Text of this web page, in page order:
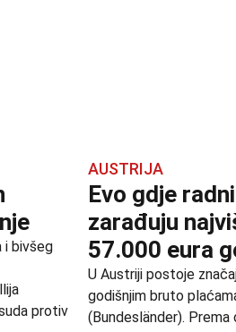
i bivšeg
protiv
AUSTRIJA
Evo gdje
zarađuju
57.000 eura
U Austriji postoje
godišnjim bruto
(Bundesländer).